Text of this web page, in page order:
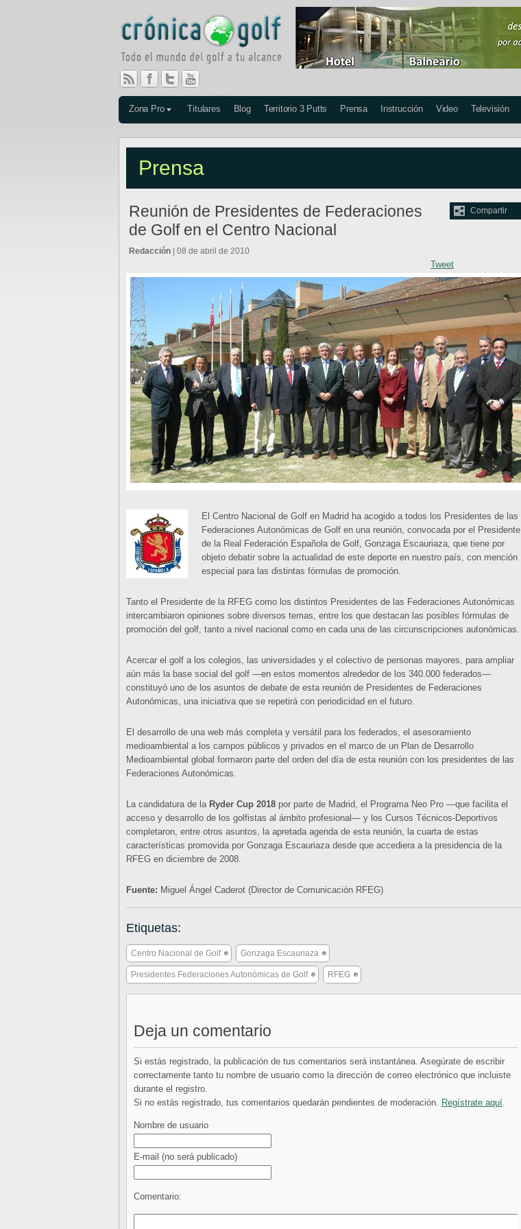
Zona Pro Titulares Blog Territorio 3 Putts Prensa Instrucción Video Televisión
Prensa
Compartir
Reunión de Presidentes de Federaciones
de Golf en el Centro Nacional
Tweet
Redacción | 08 de abril de 2010
El Centro Nacional de Golf en Madrid ha acogido a todos los Presidentes de las
Federaciones Autonómicas de Golf en una reunión, convocada por el Presidente
de la Real Federación Española de Golf, Gonzaga Escauriaza, que tiene por
objeto debatir sobre la actualidad de este deporte en nuestro país, con mención
especial para las distintas fórmulas de promoción.
Tanto el Presidente de la RFEG como los distintos Presidentes de las Federaciones Autonómicas
intercambiaron opiniones sobre diversos temas, entre los que destacan las posibles fórmulas de
promoción del golf, tanto a nivel nacional como en cada una de las circunscripciones autonómicas.
Acercar el golf a los colegios, las universidades y el colectivo de personas mayores, para ampliar
aún más la base social del golf —en estos momentos alrededor de los 340.000 federados—
constituyó uno de los asuntos de debate de esta reunión de Presidentes de Federaciones
Autonómicas, una iniciativa que se repetirá con periodicidad en el futuro.
El desarrollo de una web más completa y versátil para los federados, el asesoramiento
medioambiental a los campos públicos y privados en el marco de un Plan de Desarrollo
Medioambiental global formaron parte del orden del día de esta reunión con los presidentes de las
Federaciones Autonómicas.
La candidatura de la Ryder Cup 2018 por parte de Madrid, el Programa Neo Pro —que facilita el
acceso y desarrollo de los golfistas al ámbito profesional— y los Cursos Técnicos-Deportivos
completaron, entre otros asuntos, la apretada agenda de esta reunión, la cuarta de estas
características promovida por Gonzaga Escauriaza desde que accediera a la presidencia de la
RFEG en diciembre de 2008.
Fuente: Miguel Ángel Caderot (Director de Comunicación RFEG)
Etiquetas:
Centro Nacional de Golf Gonzaga Escauriaza
Presidentes Federaciones Autonómicas de Golf RFEG
Deja un comentario
Si estás registrado, la publicación de tus comentarios será instantánea. Asegúrate de escribir
correctamente tanto tu nombre de usuario como la dirección de correo electrónico que incluiste
durante el registro.
Si no estás registrado, tus comentarios quedarán pendientes de moderación. Regístrate aquí.
Nombre de usuario
E-mail (no será publicado)
Comentario: